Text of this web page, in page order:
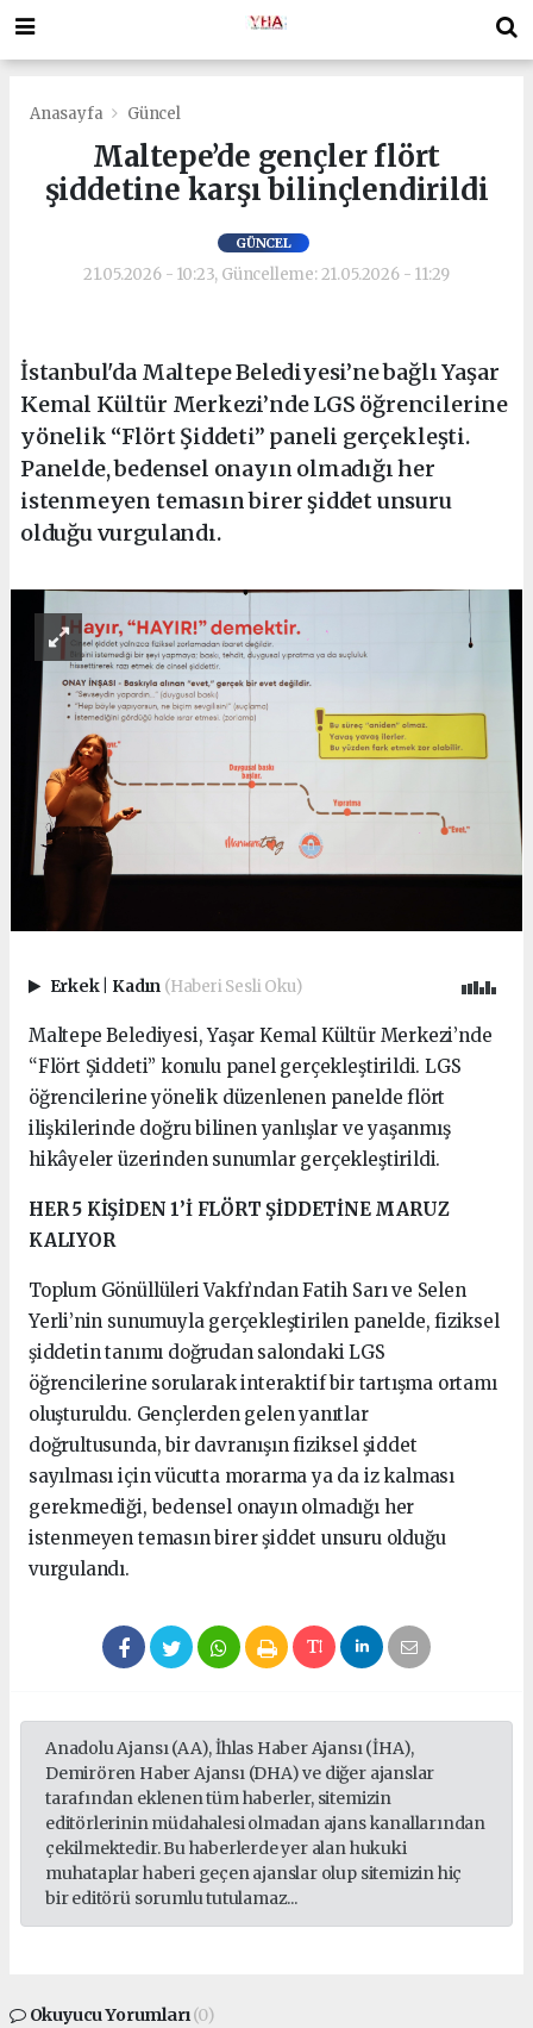
Anasayfa Güncel
Maltepe’de gençler flört
şiddetine karşı bilinçlendirildi
GÜNCEL
21.05.2026 - 10:23, Güncelleme: 21.05.2026 - 11:29
İstanbul'da Maltepe Belediyesi’ne bağlı Yaşar
Kemal Kültür Merkezi’nde LGS öğrencilerine
yönelik “Flört Şiddeti” paneli gerçekleşti.
Panelde, bedensel onayın olmadığı her
istenmeyen temasın birer şiddet unsuru
olduğu vurgulandı.
Erkek Kadın (Haberi Sesli Oku)
Maltepe Belediyesi, Yaşar Kemal Kültür Merkezi’nde
“Flört Şiddeti” konulu panel gerçekleştirildi. LGS
öğrencilerine yönelik düzenlenen panelde flört
ilişkilerinde doğru bilinen yanlışlar ve yaşanmış
hikâyeler üzerinden sunumlar gerçekleştirildi.
HER 5 KİŞİDEN 1’İ FLÖRT ŞİDDETİNE MARUZ
KALIYOR
Toplum Gönüllüleri Vakfı’ndan Fatih Sarı ve Selen
Yerli’nin sunumuyla gerçekleştirilen panelde, fiziksel
şiddetin tanımı doğrudan salondaki LGS
öğrencilerine sorularak interaktif bir tartışma ortamı
oluşturuldu. Gençlerden gelen yanıtlar
doğrultusunda, bir davranışın fiziksel şiddet
sayılması için vücutta morarma ya da iz kalması
gerekmediği, bedensel onayın olmadığı her
istenmeyen temasın birer şiddet unsuru olduğu
vurgulandı.
Anadolu Ajansı (AA), İhlas Haber Ajansı (İHA),
Demirören Haber Ajansı (DHA) ve diğer ajanslar
tarafından eklenen tüm haberler, sitemizin
editörlerinin müdahalesi olmadan ajans kanallarından
çekilmektedir. Bu haberlerde yer alan hukuki
muhataplar haberi geçen ajanslar olup sitemizin hiç
bir editörü sorumlu tutulamaz...
Okuyucu Yorumları(0)